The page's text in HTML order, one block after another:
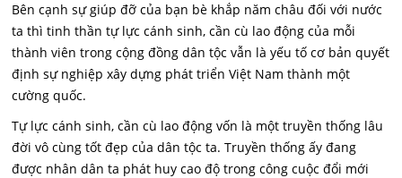
Bên cạnh sự giúp đỡ của bạn bè khắp năm châu đối với nước
ta thì tinh thần tự lực cánh sinh, cần cù lao động của mỗi
thành viên trong cộng đồng dân tộc vẫn là yếu tố cơ bản quyết
định sự nghiệp xây dựng phát triển Việt Nam thành một
cường quốc.
Tự lực cánh sinh, cần cù lao động vốn là một truyền thống lâu
đời vô cùng tốt đẹp của dân tộc ta. Truyền thống ấy đang
được nhân dân ta phát huy cao độ trong công cuộc đổi mới